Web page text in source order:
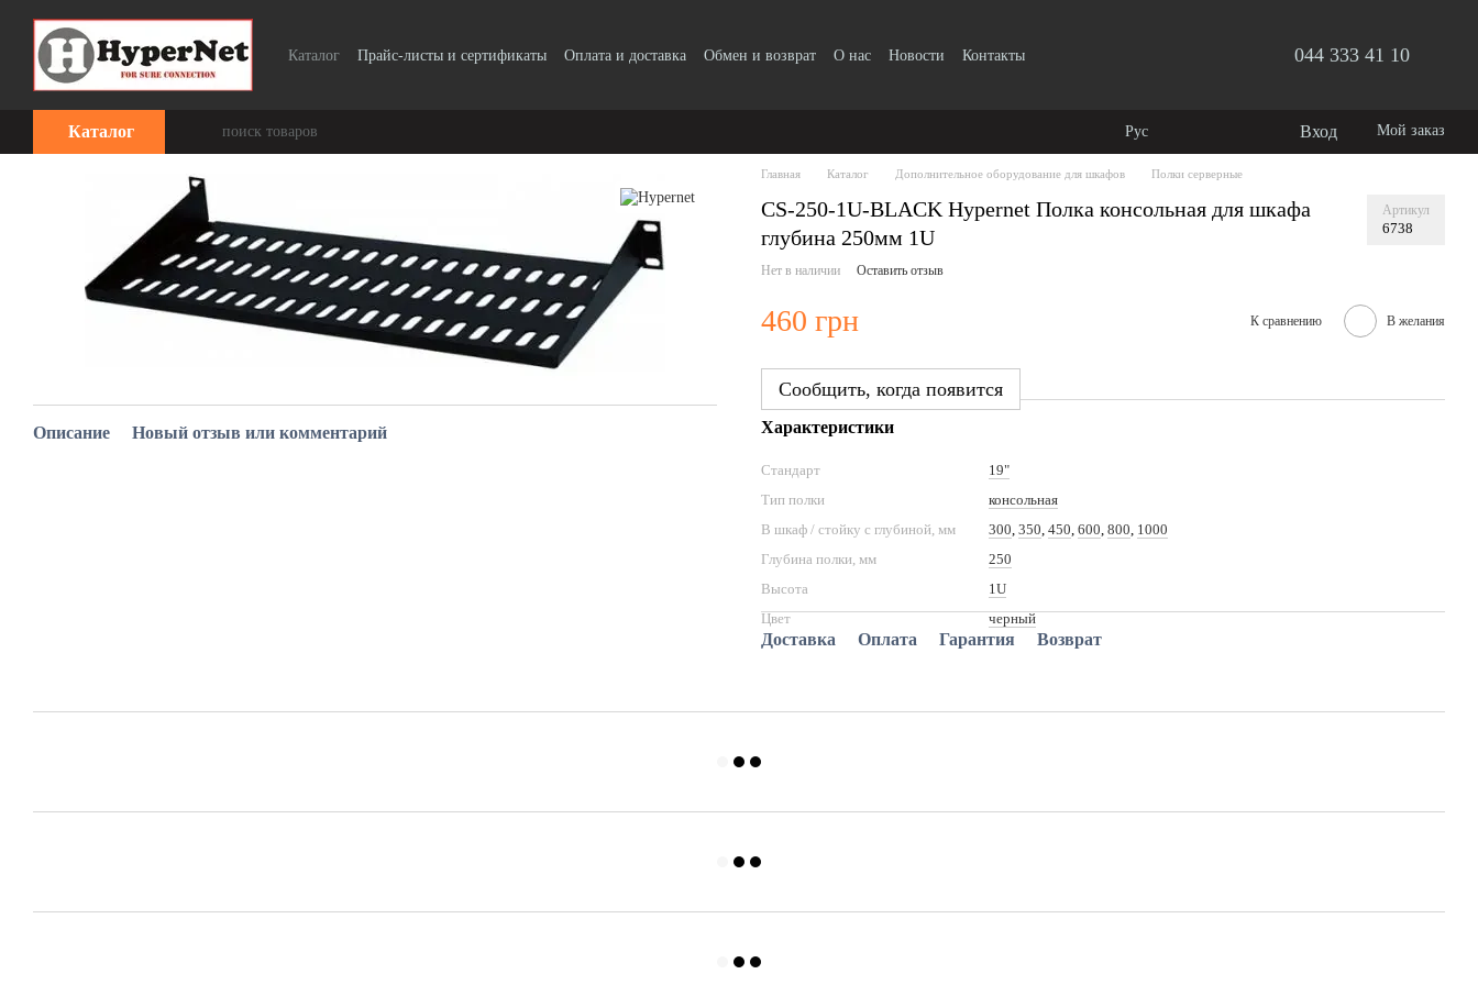
Перейти к основному контенту
Каталог Прайс-листы и сертификаты Оплата и доставка Обмен и возврат О нас Новости Контакты 044 333 41 10
Каталог Рус Вход Мой заказ
Описание Новый отзыв или комментарий
Главная Каталог Дополнительное оборудование для шкафов Полки серверные
CS-250-1U-BLACK Hypernet Полка консольная для шкафа
глубина 250мм 1U
Артикул
6738
Нет в наличии Оставить отзыв
460 грн К сравнению В желания
Сообщить, когда появится
Характеристики
Стандарт
19"
Тип полки
консольная
В шкаф / стойку с глубиной, мм
300, 350, 450, 600, 800, 1000
Глубина полки, мм
250
Высота
1U
Цвет
черный
Доставка Оплата Гарантия Возврат